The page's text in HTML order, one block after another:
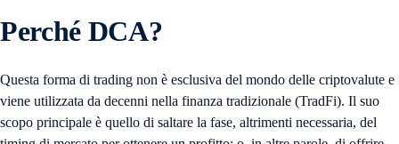
Perché DCA?
Questa forma di trading non è esclusiva del mondo delle criptovalute e
viene utilizzata da decenni nella finanza tradizionale (TradFi). Il suo
scopo principale è quello di saltare la fase, altrimenti necessaria, del